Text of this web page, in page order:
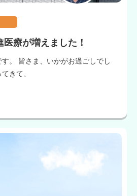
療が増えました！
。 皆さま、いかがお過ごしでし
きて、